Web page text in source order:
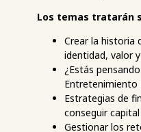
Los temas tratarán
Crear la historia
identidad, valor
¿Estás
Entretenimiento
Estrategias de
conseguir
Gestionar los